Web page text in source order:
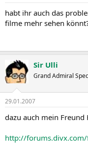
habt ihr auch das
filme mehr sehen
Sir Ulli
Grand Admiral
29.01.2007
dazu auch mein Freund
http://